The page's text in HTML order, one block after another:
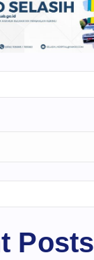
Posts